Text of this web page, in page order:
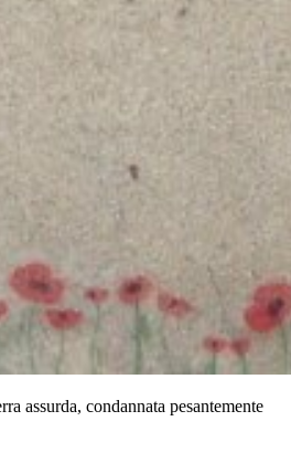
assurda, condannata pesantemente